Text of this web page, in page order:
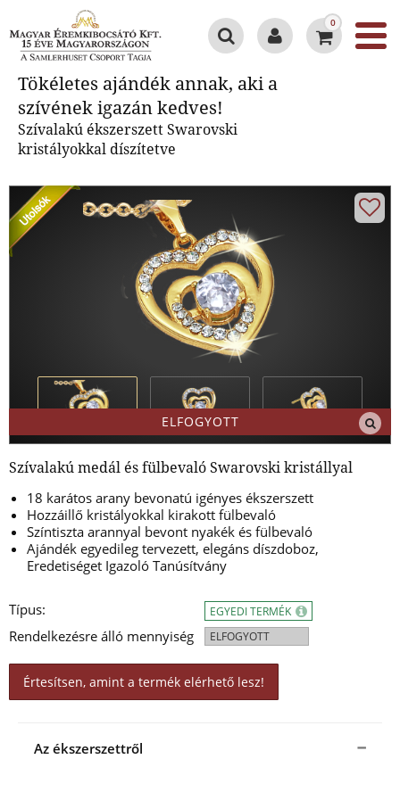
0
Tökéletes ajándék annak, aki a
szívének igazán kedves!
Szívalakú ékszerszett Swarovski
kristályokkal díszítetve
ELFOGYOTT
Szívalakú medál és fülbevaló Swarovski kristállyal
18 karátos arany bevonatú igényes ékszerszett
Hozzáillő kristályokkal kirakott fülbevaló
Színtiszta arannyal bevont nyakék és fülbevaló
Ajándék egyedileg tervezett, elegáns díszdoboz,
Eredetiséget Igazoló Tanúsítvány
Típus:
Rendelkezésre álló mennyiség
EGYEDI TERMÉK
ELFOGYOTT
Értesítsen, amint a termék elérhető lesz!
Az ékszerszettről
Tökéletes ajándék annak, aki a
szívének igazán kedves!